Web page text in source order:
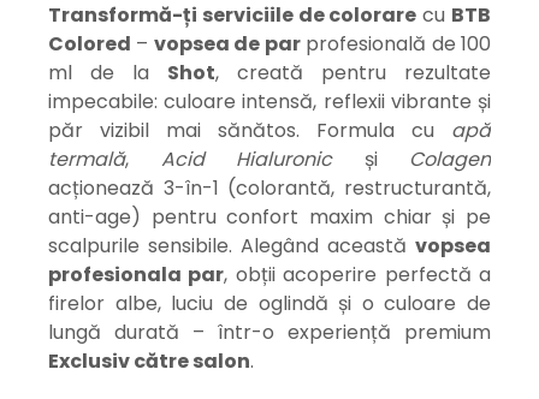
Transformă-ți serviciile de colorare cu BTB
Colored – vopsea de parprofesională de 100
ml de la Shot, creată pentru rezultate
impecabile: culoare intensă, reflexii vibrante și
păr vizibil mai sănătos. Formula cu apă
termală, Acid Hialuronicși Colagen
acționează 3-în-1 (colorantă, restructurantă,
anti-age) pentru confort maxim chiar și pe
scalpurile sensibile. Alegând această vopsea
profesionala par, obții acoperire perfectă a
firelor albe, luciu de oglindă și o culoare de
lungă durată – într-o experiență premium
Exclusiv către salon.